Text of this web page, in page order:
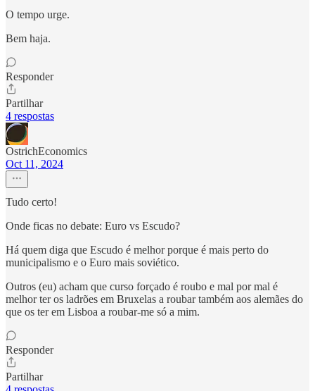
O tempo urge.
Bem haja.
Responder
Partilhar
4 respostas
OstrichEconomics
Oct 11, 2024
Tudo certo!
Onde ficas no debate: Euro vs Escudo?
Há quem diga que Escudo é melhor porque é mais perto do
municipalismo e o Euro mais soviético.
Outros (eu) acham que curso forçado é roubo e mal por mal é
melhor ter os ladrões em Bruxelas a roubar também aos alemães do
que os ter em Lisboa a roubar-me só a mim.
Responder
Partilhar